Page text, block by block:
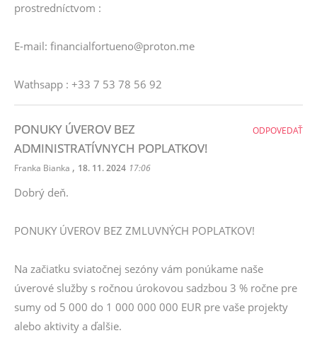
prostredníctvom :
E-mail: financialfortueno@proton.me
Wathsapp : +33 7 53 78 56 92
PONUKY ÚVEROV BEZ
ADMINISTRATÍVNYCH POPLATKOV!
Franka Bianka , 18. 11. 2024 17:06
Dobrý deň.
PONUKY ÚVEROV BEZ ZMLUVNÝCH POPLATKOV!
Na začiatku sviatočnej sezóny vám ponúkame naše
úverové služby s ročnou úrokovou sadzbou 3 % ročne pre
sumy od 5 000 do 1 000 000 000 EUR pre vaše projekty
alebo aktivity a ďalšie.
ODPOVEDAŤ